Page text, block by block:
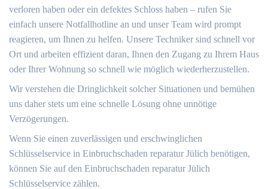
verloren haben oder ein defektes Schloss haben – rufen Sie
einfach unsere Notfallhotline an und unser Team wird prompt
reagieren, um Ihnen zu helfen.​ Unsere Techniker sind schnell vor
Ort und arbeiten effizient daran, Ihnen den Zugang zu Ihrem Haus
oder Ihrer Wohnung so schnell wie möglich wiederherzustellen.​
Wir verstehen die Dringlichkeit solcher Situationen und bemühen
uns daher stets um eine schnelle Lösung ohne unnötige
Verzögerungen.​
Wenn Sie einen zuverlässigen und erschwinglichen
Schlüsselservice in Einbruchschaden reparatur Jülich benötigen,
können Sie auf den Einbruchschaden reparatur Jülich
Schlüsselservice zählen.​